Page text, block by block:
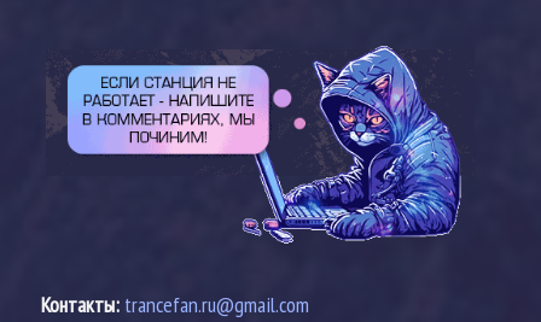
Контакты: trancefan.ru@gmail.com